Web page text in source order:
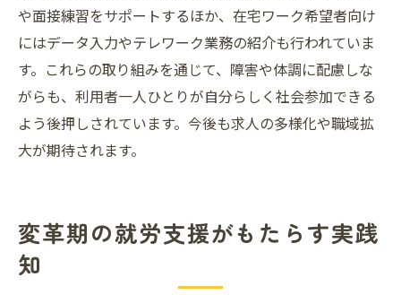
や面接練習をサポートするほか、在宅ワーク希望者向け
にはデータ入力やテレワーク業務の紹介も行われていま
す。これらの取り組みを通じて、障害や体調に配慮しな
がらも、利用者一人ひとりが自分らしく社会参加できる
よう後押しされています。今後も求人の多様化や職域拡
大が期待されます。
変革期の就労支援がもたらす実践
知